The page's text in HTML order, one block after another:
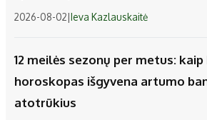
2026-08-02|Ieva Kazlauskaitė
12 meilės sezonų per metus:
horoskopas išgyvena artumo
atotrūkius